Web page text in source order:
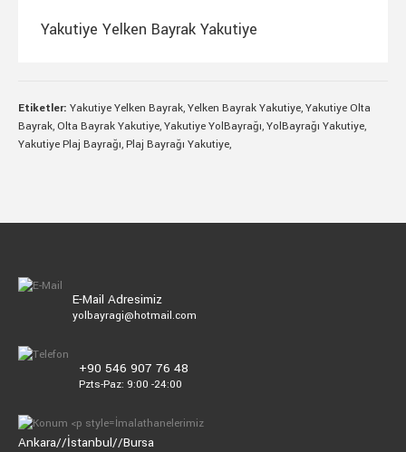
Yakutiye Yelken Bayrak Yakutiye
Etiketler: Yakutiye Yelken Bayrak,Yelken Bayrak Yakutiye,Yakutiye Olta
Bayrak,Olta Bayrak Yakutiye,Yakutiye YolBayrağı,YolBayrağı Yakutiye,
Yakutiye Plaj Bayrağı,Plaj Bayrağı Yakutiye,
E-Mail Adresimiz
yolbayragi@hotmail.com
+90 546 907 76 48
Pzts-Paz: 9:00 -24:00
İmalathanelerimiz
Ankara//İstanbul//Bursa